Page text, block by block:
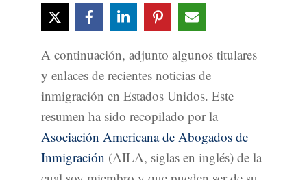
A continuación, adjunto algunos titulares
y enlaces de recientes noticias de
inmigración en Estados Unidos. Este
resumen ha sido recopilado por la
Asociación Americana de Abogados de
Inmigración (AILA, siglas en inglés) de la